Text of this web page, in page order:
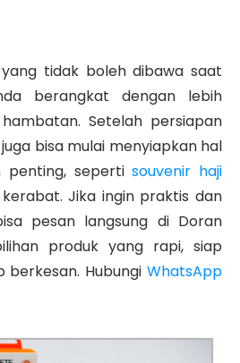
tidak boleh dibawa saat
berangkat dengan lebih
Setelah persiapan
bisa mulai menyiapkan hal
penting, sepertisouvenir haji
Jika ingin praktis dan
pesan langsung di Doran
produk yang rapi, siap
Hubungi WhatsApp